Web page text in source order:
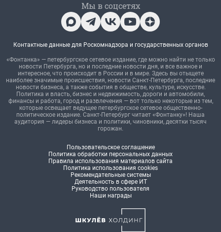
Мы в соцсетях
Контактные данные для Роскомнадзора и государственных органов
«Фонтанка» — петербургское сетевое издание, где можно найти не только
новости Петербурга, но и последние новости дня, и все важное и
интересное, что происходит в России и в мире. Здесь вы отыщете
наиболее значимые происшествия, новости Санкт-Петербурга, последние
новости бизнеса, а также события в обществе, культуре, искусстве.
Политика и власть, бизнес и недвижимость, дороги и автомобили,
финансы и работа, город и развлечения — вот только некоторые из тем,
которые освещает ведущее петербургское сетевое общественно-
политическое издание. Санкт-Петербург читает «Фонтанку»! Наша
аудитория — лидеры бизнеса и политики, чиновники, десятки тысяч
горожан.
Пользовательское соглашение
Политика обработки персональных данных
Правила использования материалов сайта
Политика использования cookies
Рекомендательные системы
Деятельность в сфере ИТ
Руководство пользователя
Наши награды